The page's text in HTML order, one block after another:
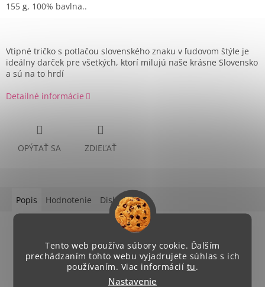
Tento web používa súbory cookie. Ďalším
prechádzaním tohto webu vyjadrujete súhlas s ich
používaním. Viac informácií tu.
Nastavenie
155 g, 100% bavlna..
Vtipné tričko s potlačou slovenského znaku v ľudovom štýle je
ideálny darček pre všetkých, ktorí milujú naše krásne Slovensko
a sú na to hrdí
Detailné informácie
OPÝTAŤ SA ZDIEĽAŤ
Popis Hodnotenie Diskusia
Single Jersey, 100 % bavlna
Strih - unisex